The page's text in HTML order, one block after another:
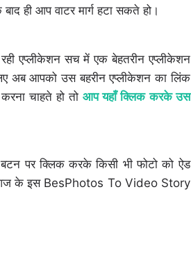
ही आप वाटर मार्ग हटा सकते हो।
रही एप्लीकेशन सच में एक बेहतरीन एप्लीकेशन
अब आपको उस बहरीन एप्लीकेशन का लिंक
चाहते हो तोआप यहाँ क्लिक करके उस
पर क्लिक करके किसी भी फोटो को ऐड
आज के इस BesPhotos To Video Story